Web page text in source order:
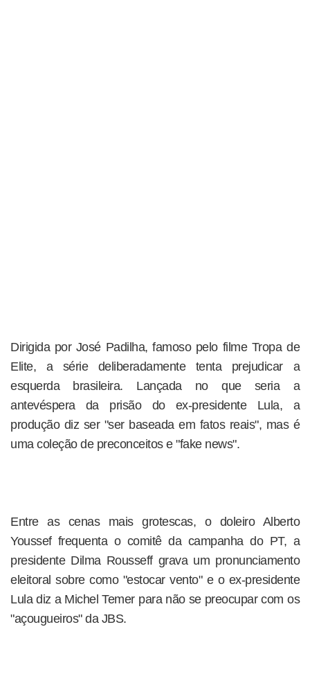
Dirigida por José Padilha, famoso pelo filme Tropa de
Elite, a série deliberadamente tenta prejudicar a
esquerda brasileira. Lançada no que seria a
antevéspera da prisão do ex-presidente Lula, a
produção diz ser "ser baseada em fatos reais", mas é
uma coleção de preconceitos e "fake news".
Entre as cenas mais grotescas, o doleiro Alberto
Youssef frequenta o comitê da campanha do PT, a
presidente Dilma Rousseff grava um pronunciamento
eleitoral sobre como "estocar vento" e o ex-presidente
Lula diz a Michel Temer para não se preocupar com os
"açougueiros" da JBS.